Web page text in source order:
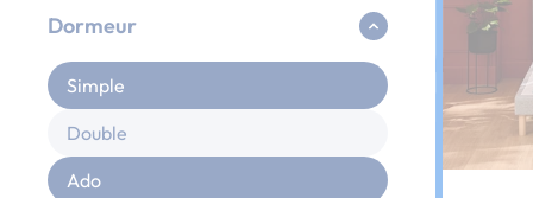
Dormeur
Simple
Double
Ado